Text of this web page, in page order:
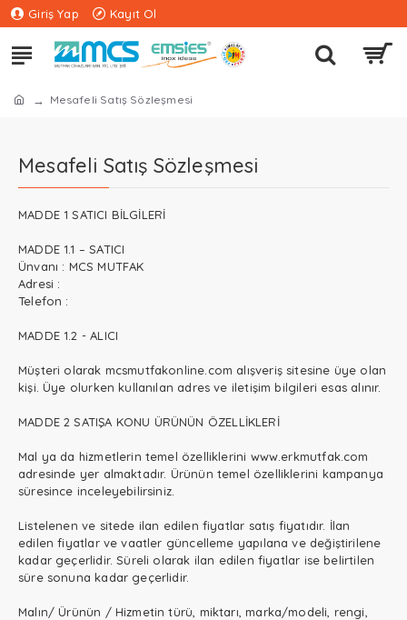
Giriş Yap Kayıt Ol
Mesafeli Satış Sözleşmesi
Mesafeli Satış Sözleşmesi
MADDE 1 SATICI BİLGİLERİ
MADDE 1.1 – SATICI
Ünvanı : MCS MUTFAK
Adresi :
Telefon :
MADDE 1.2 - ALICI
Müşteri olarak mcsmutfakonline.com alışveriş sitesine üye olan
kişi. Üye olurken kullanılan adres ve iletişim bilgileri esas alınır.
MADDE 2 SATIŞA KONU ÜRÜNÜN ÖZELLİKLERİ
Mal ya da hizmetlerin temel özelliklerini www.erkmutfak.com
adresinde yer almaktadır. Ürünün temel özelliklerini kampanya
süresince inceleyebilirsiniz.
Listelenen ve sitede ilan edilen fiyatlar satış fiyatıdır. İlan
edilen fiyatlar ve vaatler güncelleme yapılana ve değiştirilene
kadar geçerlidir. Süreli olarak ilan edilen fiyatlar ise belirtilen
süre sonuna kadar geçerlidir.
Malın/ Ürünün / Hizmetin türü, miktarı, marka/modeli, rengi,